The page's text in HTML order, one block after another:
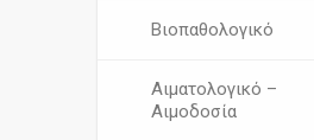
Βιοπαθολογικό
Αιματολογικό –
Αιμοδοσία